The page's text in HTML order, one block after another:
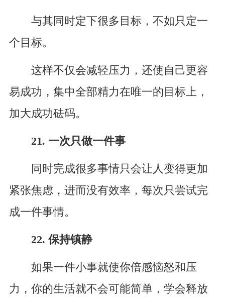
与其同时定下很多目标，不如只定一
个目标。
这样不仅会减轻压力，还使自己更容
易成功，集中全部精力在唯一的目标上，
加大成功砝码。
21. 一次只做一件事
同时完成很多事情只会让人变得更加
紧张焦虑，进而没有效率，每次只尝试完
成一件事情。
22. 保持镇静
如果一件小事就使你倍感恼怒和压
力，你的生活就不会可能简单，学会释放